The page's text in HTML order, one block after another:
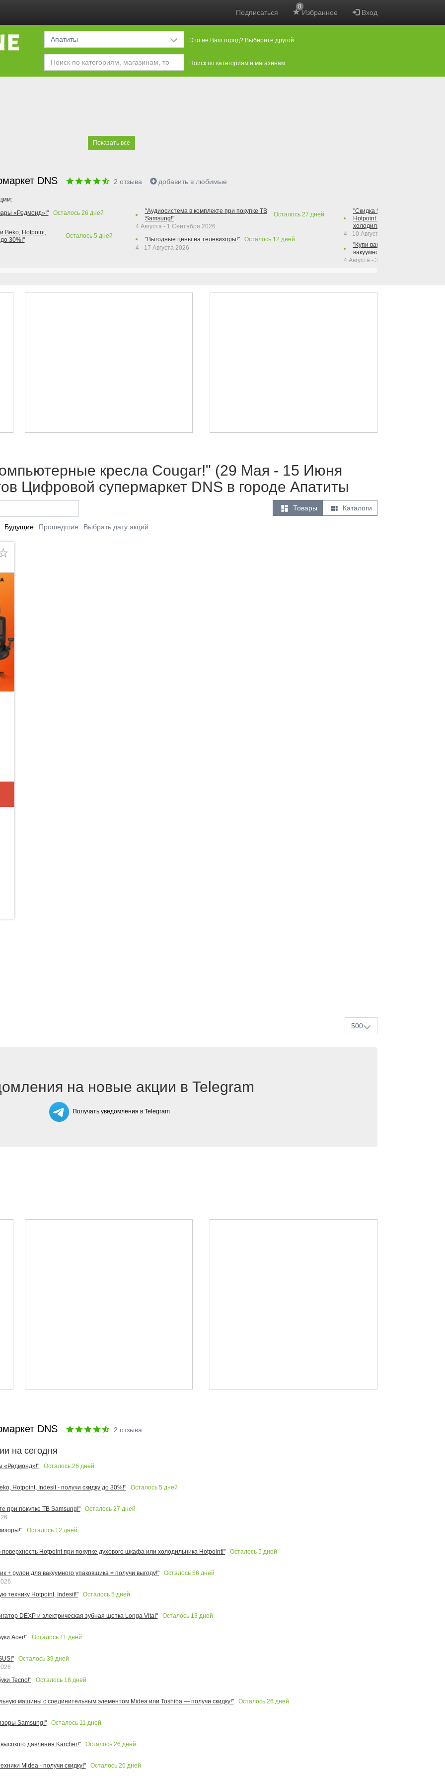
Подписаться Избранное
0
Вход
Апатиты Это не Ваш город? Выберите другой
Поиск по категориям и магазинам
Показать все
DNS 2 отзыва добавить в любимые
«Редмонд»!" Осталось 26 дней
Beko, Hotpoint,
30%!"
Осталось 5 дней
"Аудиосистема в комплекте при покупке ТВ
Samsung!"
Осталось 27 дней
4 Августа - 1 Сентября 2026
"Выгодные цены на телевизоры!"
Осталось 12 дней
4 - 17 Августа 2026
"Скидка 50% на варочную
Hotpoint при покупке духового
холодильника Hotpoint!"
4 - 10 Августа 2026
"Купи вакуумный упаковщик +
вакуумного упаковщика =
4 Августа - 30 Сентября 2026
кресла Cougar!" (29 Мая - 15 Июня
Цифровой супермаркет DNS в городе Апатиты
 Товары  Каталоги
Будущие Прошедшие Выбрать дату акций
500
на новые акции в Telegram
Получать уведомления в Telegram
DNS 2 отзыва
на сегодня
«Редмонд»!" Осталось 26 дней
Hotpoint, Indesit - получи скидку до 30%!" Осталось 5 дней
при покупке ТВ Samsung!" Осталось 27 дней
Осталось 12 дней
Hotpoint при покупке духового шкафа или холодильника Hotpoint!" Осталось 5 дней
+ рулон для вакуумного упаковщика = получи выгоду!" Осталось 56 дней
технику Hotpoint, Indesit!"
Осталось 5 дней
DEXP и электрическая зубная щетка Longa Vita!" Осталось 13 дней
Acer!" Осталось 11 дней
Осталось 39 дней
Tecno!"
Осталось 18дней
машины с соединительным элементом Midea или Toshiba — получи скидку!" Осталось 26 дней
Samsung!" Осталось 11 дней
давления Karcher!" Осталось 26 дней
Midea - получи скидку!" Осталось 26 дней